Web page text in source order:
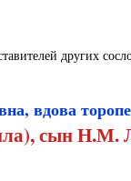
других
вдова
сын Н.М.